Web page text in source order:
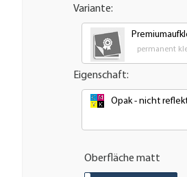
Variante:
permanent
Eigenschaft:
Opak - nicht
Oberfläche matt